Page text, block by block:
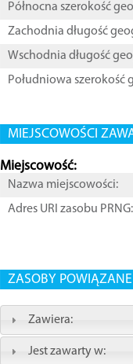
Północna szerokość
Zachodnia długość
Wschodnia długość
Południowa szerokość
MIEJSCOWOŚCI
Miejscowość:
Nazwa miejscowości:
Adres URI zasobu PRNG:
ZASOBY
Zawiera:
Jest zawarty w: